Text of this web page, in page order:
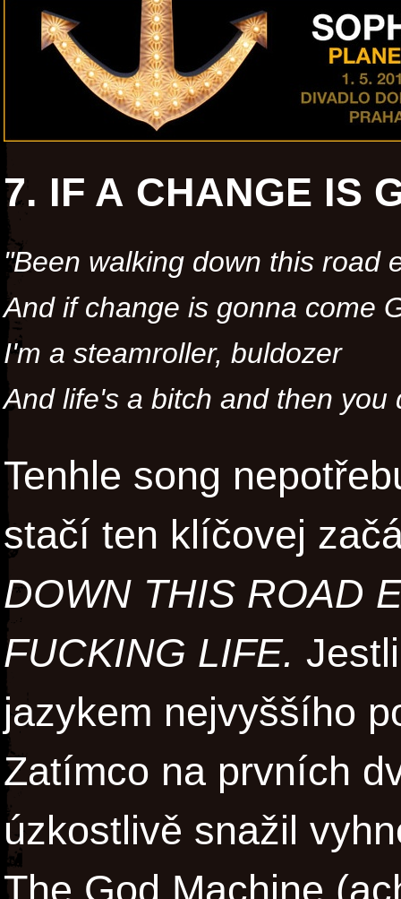
7. IF A CHANGE IS
"Been walking down this road
And if change is gonna come
I'm a steamroller, buldozer
And life's a bitch and then you
Tenhle song
stačí ten klíčovej
DOWN THIS ROAD
FUCKING LIFE.
jazykem nejvyššího
Zatímco na prvních
úzkostlivě snažil
The God Machine